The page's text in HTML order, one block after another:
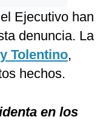
Ejecutivo han
denuncia. La
Tolentino,
hechos.
en los